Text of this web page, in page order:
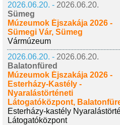
2026.06.20. - 2026.06.20.
Sümeg
Múzeumok Éjszakája 2026 -
Sümegi Vár, Sümeg
Vármúzeum
2026.06.20. - 2026.06.20.
Balatonfüred
Múzeumok Éjszakája 2026 -
Esterházy-Kastély -
Nyaralástörténeti
Látogatóközpont,
Esterházy-kastély
Látogatóközpont